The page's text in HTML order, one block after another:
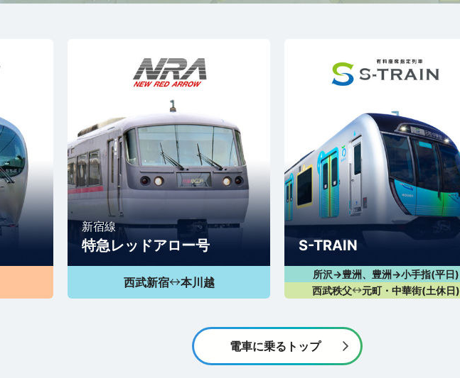
新宿線
特急レッドアロー号
西武新宿 ↔
本川越
S-TRAIN
所沢→豊洲、豊洲→小手指(平日)
西武秩父
↔
元町・中華街(土休日)
電車に乗るトップ